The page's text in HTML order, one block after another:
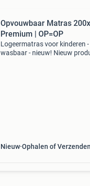
Opvouwbaar Matras
Premium | OP=OP
Logeermatras voor kinderen
wasbaar - nieuw! Nieuw
Nieuw Ophalen of Verzenden